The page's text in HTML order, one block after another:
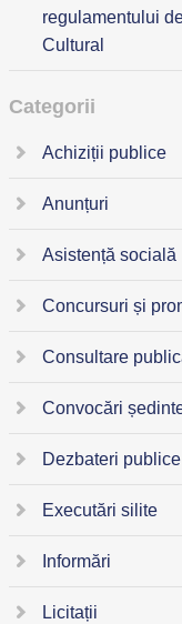
regulamentului
Cultural
Categorii
Achiziții publice
Anunțuri
Asistență socială
Concursuri și
Consultare
Convocări
Dezbateri publice
Executări silite
Informări
Licitații